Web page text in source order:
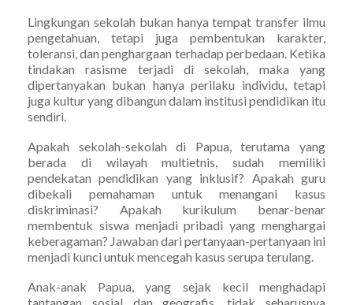
Lingkungan sekolah bukan hanya tempat transfer ilmu
pengetahuan, tetapi juga pembentukan karakter,
toleransi, dan penghargaan terhadap perbedaan. Ketika
tindakan rasisme terjadi di sekolah, maka yang
dipertanyakan bukan hanya perilaku individu, tetapi
juga kultur yang dibangun dalam institusi pendidikan itu
sendiri.
Apakah sekolah-sekolah di Papua, terutama yang
berada di wilayah multietnis, sudah memiliki
pendekatan pendidikan yang inklusif? Apakah guru
dibekali pemahaman untuk menangani kasus
diskriminasi? Apakah kurikulum benar-benar
membentuk siswa menjadi pribadi yang menghargai
keberagaman? Jawaban dari pertanyaan-pertanyaan ini
menjadi kunci untuk mencegah kasus serupa terulang.
Anak-anak Papua, yang sejak kecil menghadapi
tantangan sosial dan geografis, tidak seharusnya